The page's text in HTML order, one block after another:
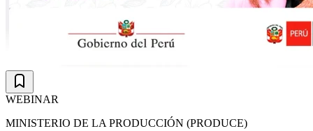
WEBINAR
MINISTERIO DE LA PRODUCCIÓN (PRODUCE)